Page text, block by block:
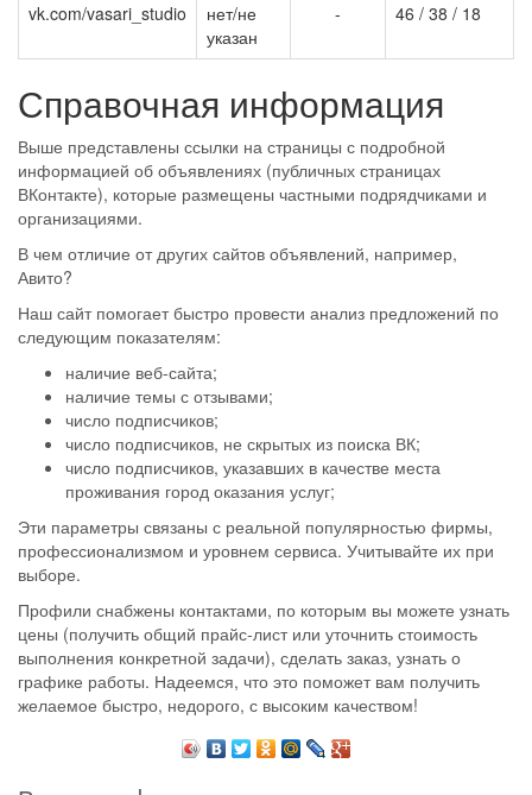
vk.com/vasari_studio
нет/не
указан
- 46 / 38 / 18
Справочная информация
Выше представлены ссылки на страницы с подробной
информацией об объявлениях (публичных страницах
ВКонтакте), которые размещены частными подрядчиками и
организациями.
В чем отличие от других сайтов объявлений, например,
Авито?
Наш сайт помогает быстро провести анализ предложений по
следующим показателям:
наличие веб-сайта;
наличие темы с отзывами;
число подписчиков;
число подписчиков, не скрытых из поиска ВК;
число подписчиков, указавших в качестве места
проживания город оказания услуг;
Эти параметры связаны с реальной популярностью фирмы,
профессионализмом и уровнем сервиса. Учитывайте их при
выборе.
Профили снабжены контактами, по которым вы можете узнать
цены (получить общий прайс-лист или уточнить стоимость
выполнения конкретной задачи), сделать заказ, узнать о
графике работы. Надеемся, что это поможет вам получить
желаемое быстро, недорого, с высоким качеством!